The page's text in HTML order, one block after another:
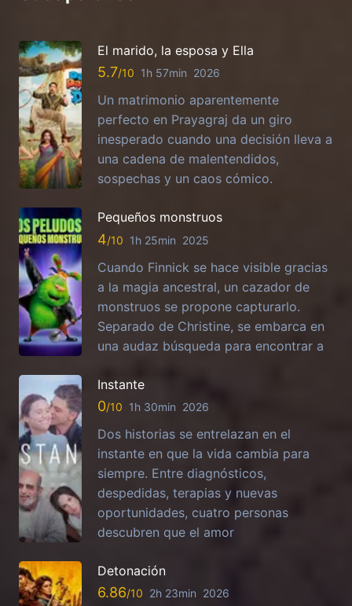
El marido, la esposa y Ella
5.7 1h 57min 2026
Un matrimonio aparentemente
perfecto en Prayagraj da un giro
inesperado cuando una decisión lleva a
una cadena de malentendidos,
sospechas y un caos cómico.
Pequeños monstruos
4 1h 25min 2025
Cuando Finnick se hace visible gracias
a la magia ancestral, un cazador de
monstruos se propone capturarlo.
Separado de Christine, se embarca en
una audaz búsqueda para encontrar a
Instante
0 1h 30min 2026
Dos historias se entrelazan en el
instante en que la vida cambia para
siempre. Entre diagnósticos,
despedidas, terapias y nuevas
oportunidades, cuatro personas
descubren que el amor
Detonación
6.86 2h 23min 2026